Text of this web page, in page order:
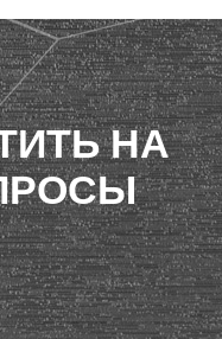
НА